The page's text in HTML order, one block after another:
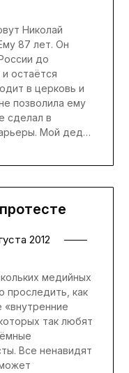
Николай
87 лет. Он
до
остаётся
в церковь и
позволила ему
сделал в
Мой дед…
2012
медийных
проследить, как
так любят
Все ненавидят